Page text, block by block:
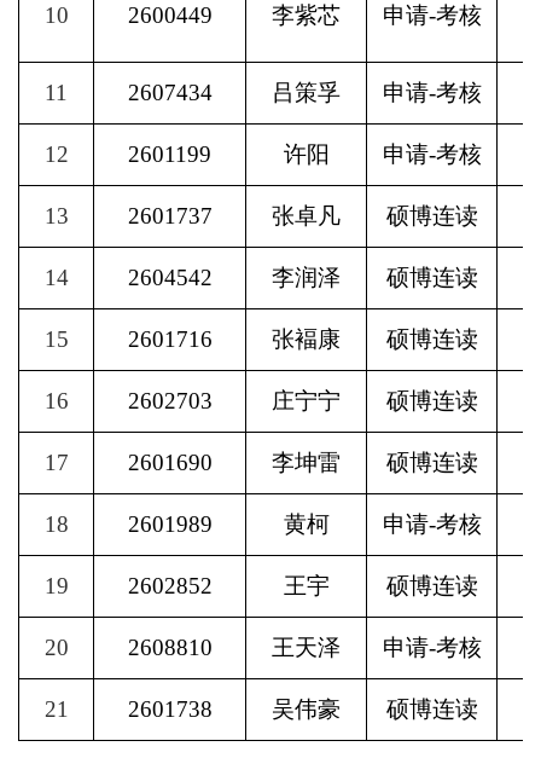
10 2600449 李紫芯 申请-考核
11 2607434 吕策孚 申请-考核
12 2601199 许阳 申请-考核
13 2601737 张卓凡 硕博连读
14 2604542 李润泽 硕博连读
15 2601716 张褔康 硕博连读
16 2602703 庄宁宁 硕博连读
17 2601690 李坤雷 硕博连读
18 2601989 黄柯 申请-考核
19 2602852 王宇 硕博连读
20 2608810 王天泽 申请-考核
21 2601738 吴伟豪 硕博连读